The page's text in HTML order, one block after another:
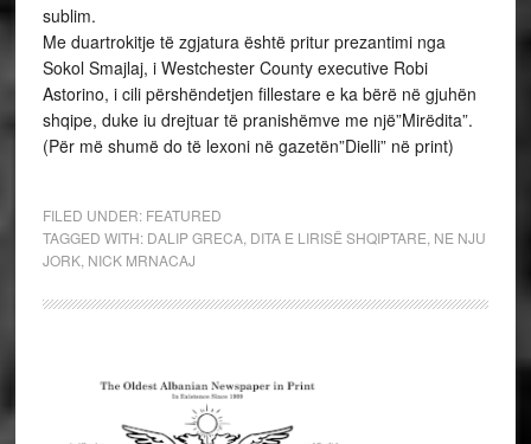
sublim.
Me duartrokitje të zgjatura është pritur prezantimi nga
Sokol Smajlaj, i Westchester County executive Robi
Astorino, i cili përshëndetjen fillestare e ka bërë në gjuhën
shqipe, duke iu drejtuar të pranishëmve me një”Mirëdita”.
(Për më shumë do të lexoni në gazetën”Dielli” në print)
FILED UNDER: FEATURED
TAGGED WITH: DALIP GRECA, DITA E LIRISË SHQIPTARE NE NJU
JORK, NICK MRNACAJ